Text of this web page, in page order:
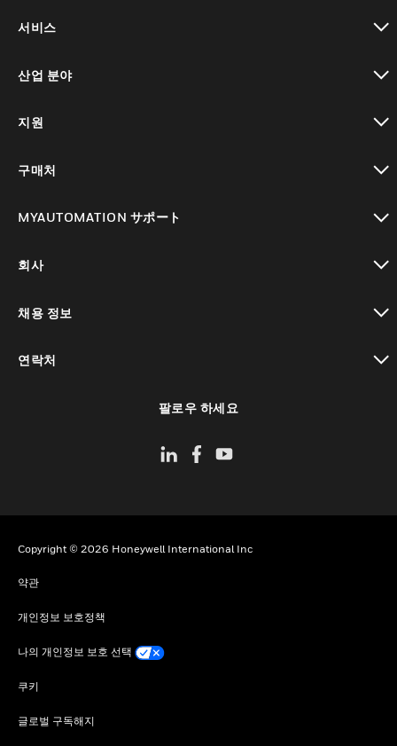
서비스
산업 분야
지원
구매처
MYAUTOMATION サポート
회사
채용 정보
연락처
팔로우 하세요
Copyright © 2026 Honeywell International Inc
약관
개인정보 보호정책
나의 개인정보 보호 선택
쿠키
글로벌 구독해지